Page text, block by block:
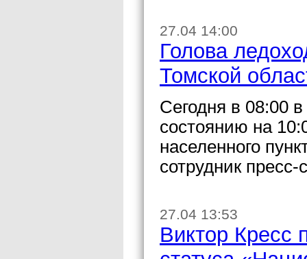
27.04 14:00
Голова
Томской
Сегодня в 08:00
состоянию на
населенного
сотрудник
27.04 13:53
Виктор Кресс